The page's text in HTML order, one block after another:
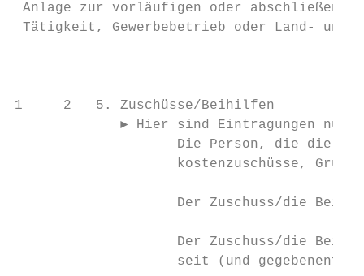
Anlage zur vorläufigen oder
Tätigkeit, Gewerbebetrieb oder Land-
1     2   5. Zuschüsse/Beihilfen
► Hier sind Eintragungen nur
Die Person, die die
kostenzuschüsse,
Der Zuschuss/die
Der Zuschuss/die
seit (und